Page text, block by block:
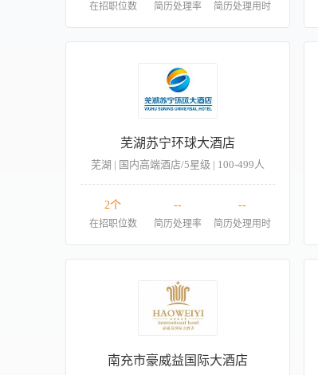
在招职位数 简历处理率 简历处理用时
芜湖苏宁环球大酒店
芜湖 | 国内高端酒店/5星级 | 100-499人
2个
在招职位数
--
简历处理率
--
简历处理用时
南充市豪威益国际大酒店